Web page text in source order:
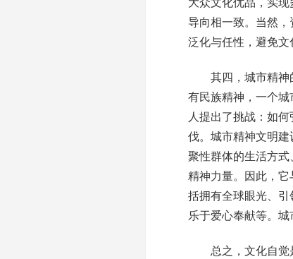
大众文化优品，实
导向相一致。当然
泛化与任性，避免文
其四，城市精神的
有民族精神，一个
人提出了挑战：如
伐。城市精神文明
聚性群体的生活方
精神力量。因此，
括拥有全球眼光、引
乐于爱心奉献等。
总之，文化自觉是